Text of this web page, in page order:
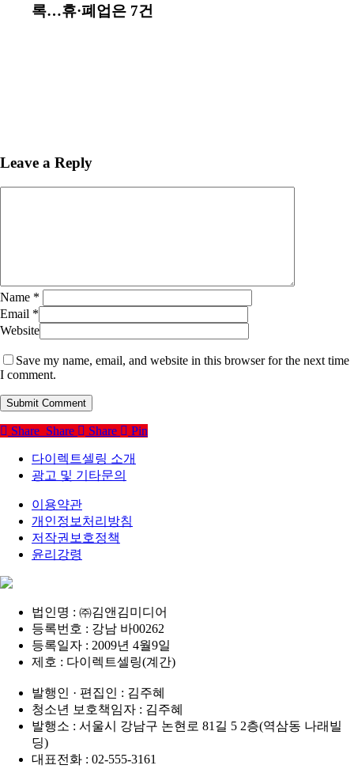
록…휴·폐업은 7건
Leave a Reply
Name *
Email *
Website
Save my name, email, and website in this browser for the next time
I comment.
Share Share Share Pin
다이렉트셀링 소개
광고 및 기타문의
이용약관
개인정보처리방침
저작권보호정책
윤리강령
법인명 : ㈜김앤김미디어
등록번호 : 강남 바00262
등록일자 : 2009년 4월9일
제호 : 다이렉트셀링(계간)
발행인 · 편집인 : 김주혜
청소년 보호책임자 : 김주혜
발행소 : 서울시 강남구 논현로 81길 5 2층(역삼동 나래빌
딩)
대표전화 : 02-555-3161